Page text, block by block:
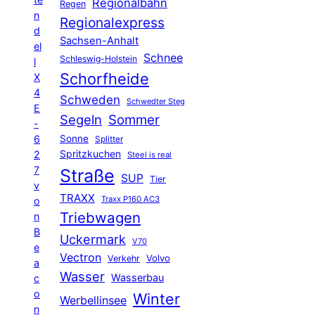
n
d
el
l
X
4
E
-
6
2
7
v
o
n
B
e
a
c
o
n
Regen Regionalbahn
Regionalexpress
Sachsen-Anhalt
Schleswig-Holstein Schnee
Schorfheide
Schweden Schwedter Steg
Segeln Sommer
Sonne Splitter
Spritzkuchen Steel is real
Straße SUP Tier
TRAXX Traxx P160 AC3
Triebwagen
Uckermark V70
Vectron Verkehr Volvo
Wasser Wasserbau
Werbellinsee Winter